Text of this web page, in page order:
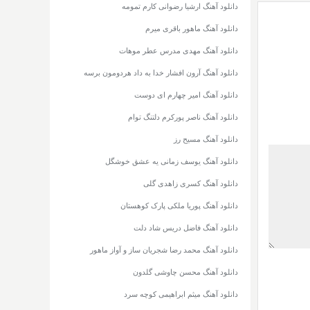
دانلود آهنگ ارشیا رضوانی کارم تمومه
دانلود آهنگ ماهور باقری میرم
دانلود آهنگ مهدی مدرس عطر موهات
دانلود آهنگ آرون افشار خدا به داد هردومون برسه
دانلود آهنگ امیر چهارم ای دوست
دانلود آهنگ ناصر پورکرم دلتنگ توام
دانلود آهنگ مسیح رز
دانلود آهنگ یوسف زمانی یه عشق خوشگل
دانلود آهنگ کسری زاهدی گلی
دانلود آهنگ پوریا ملکی پارک کوهستان
دانلود آهنگ فاضل دریس شاد دلت
دانلود آهنگ محمد رضا شجریان ساز و آواز ماهور
دانلود آهنگ محسن چاوشی گلدون
دانلود آهنگ میثم ابراهیمی کوچه سرد